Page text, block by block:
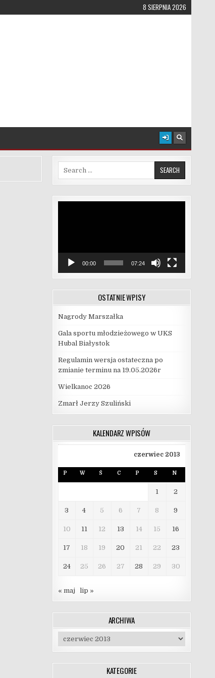
8 SIERPNIA 2026
Search for:
00:00 07:24
OSTATNIE WPISY
Nagrody Marszałka
Gala sportu młodzieżowego w UKS
Hubal Białystok
Regulamin wersja ostateczna po
zmianie terminu na 19.05.2026r
Wielkanoc 2026
Zmarł Jerzy Szuliński
KALENDARZ WPISÓW
czerwiec 2013
P W Ś C P S N
1 2
3 4 5 6 7 8 9
10 11 12 13 14 15 16
17 18 19 20 21 22 23
24 25 26 27 28 29 30
« maj lip »
ARCHIWA
Archiwa
KATEGORIE